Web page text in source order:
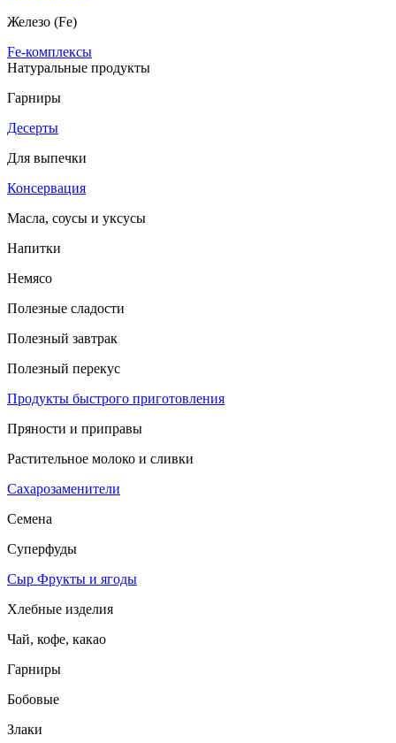
Железо (Fe)
Fe-комплексы
Натуральные продукты
Гарниры
Десерты
Для выпечки
Консервация
Масла, соусы и уксусы
Напитки
Немясо
Полезные сладости
Полезный завтрак
Полезный перекус
Продукты быстрого приготовления
Пряности и приправы
Растительное молоко и сливки
Сахарозаменители
Семена
Суперфуды
Сыр Фрукты и ягоды
Хлебные изделия
Чай, кофе, какао
Гарниры
Бобовые
Злаки